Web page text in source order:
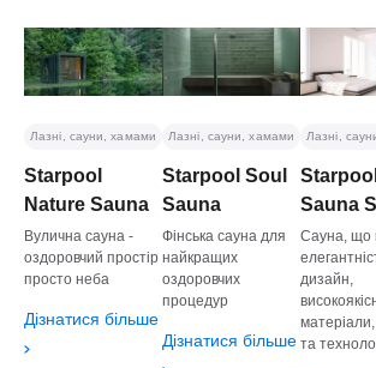
Starpool
Nature Sauna
Вулична сауна -
оздоровчий простір
просто неба
Дізнатися більше
Лазні, сауни, хамами
Starpool Soul
Sauna
Фінська сауна для
найкращих
оздоровчих
процедур
Дізнатися більше
Лазні, сауни, хамами
Sauna
Сауна, що
дизайн,
та
Лазні,